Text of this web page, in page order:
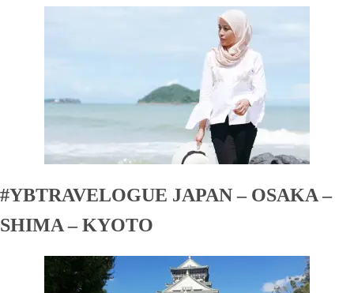
#YBTRAVELOGUE JAPAN – OSAKA –
SHIMA – KYOTO